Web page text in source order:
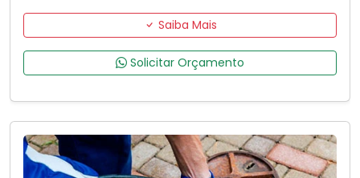
Saiba Mais
Solicitar Orçamento